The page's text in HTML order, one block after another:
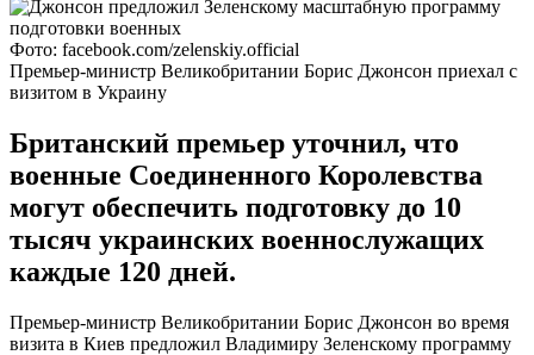
Фото: facebook.com/zelenskiy.official
Премьер-министр Великобритании Борис Джонсон приехал с
визитом в Украину
Британский премьер уточнил, что
военные Соединенного Королевства
могут обеспечить подготовку до 10
тысяч украинских военнослужащих
каждые 120 дней.
Премьер-министр Великобритании Борис Джонсон во время
визита в Киев предложил Владимиру Зеленскому программу